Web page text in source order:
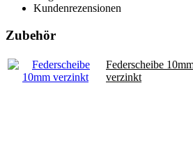
Kundenrezensionen
Zubehör
Federscheibe
verzinkt